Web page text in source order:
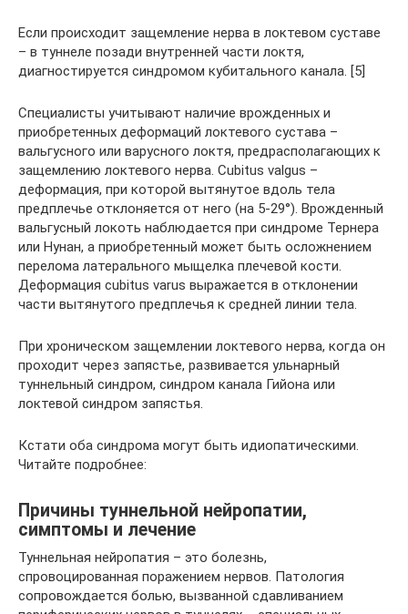
Если происходит защемление нерва в локтевом суставе
– в туннеле позади внутренней части локтя,
диагностируется синдромом кубитального канала. [5]
Специалисты учитывают наличие врожденных и
приобретенных деформаций локтевого сустава –
вальгусного или варусного локтя, предрасполагающих к
защемлению локтевого нерва. Cubitus valgus –
деформация, при которой вытянутое вдоль тела
предплечье отклоняется от него (на 5-29°). Врожденный
вальгусный локоть наблюдается при синдроме Тернера
или Нунан, а приобретенный может быть осложнением
перелома латерального мыщелка плечевой кости.
Деформация cubitus varus выражается в отклонении
части вытянутого предплечья к средней линии тела.
При хроническом защемлении локтевого нерва, когда он
проходит через запястье, развивается ульнарный
туннельный синдром, синдром канала Гийона или
локтевой синдром запястья.
Кстати оба синдрома могут быть идиопатическими.
Читайте подробнее:
Причины туннельной нейропатии,
симптомы и лечение
Туннельная нейропатия – это болезнь,
спровоцированная поражением нервов. Патология
сопровождается болью, вызванной сдавливанием